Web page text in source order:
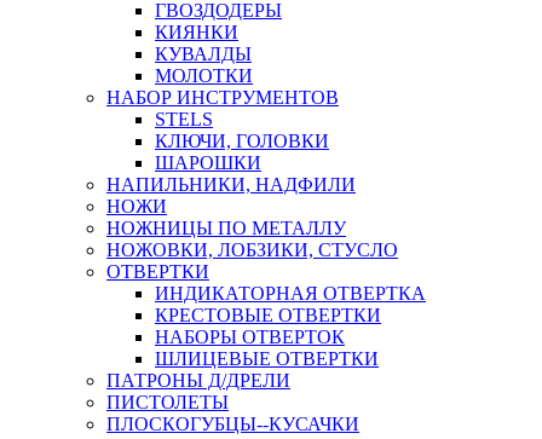
ГВОЗДОДЕРЫ
КИЯНКИ
КУВАЛДЫ
МОЛОТКИ
НАБОР ИНСТРУМЕНТОВ
STELS
КЛЮЧИ, ГОЛОВКИ
ШАРОШКИ
НАПИЛЬНИКИ, НАДФИЛИ
НОЖИ
НОЖНИЦЫ ПО МЕТАЛЛУ
НОЖОВКИ, ЛОБЗИКИ, СТУСЛО
ОТВЕРТКИ
ИНДИКАТОРНАЯ ОТВЕРТКА
КРЕСТОВЫЕ ОТВЕРТКИ
НАБОРЫ ОТВЕРТОК
ШЛИЦЕВЫЕ ОТВЕРТКИ
ПАТРОНЫ Д/ДРЕЛИ
ПИСТОЛЕТЫ
ПЛОСКОГУБЦЫ--КУСАЧКИ